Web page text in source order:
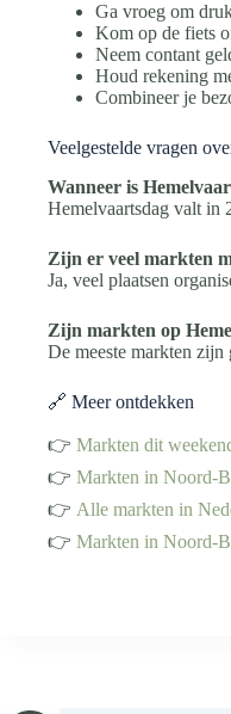
Ga vroeg om
Kom op de fiets
Neem contant
Houd rekening
Combineer je
Veelgestelde vragen
Wanneer is
Hemelvaartsdag valt in
Zijn er veel markten
Ja, veel plaatsen
Zijn markten op
De meeste markten
🔗 Meer ontdekken
👉 Markten dit
👉 Markten in Noord-
👉 Alle markten in
👉 Markten in Noord-